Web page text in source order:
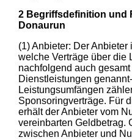
2 Begriffsdefinition und
Donaurun
(1) Anbieter: Der
welche Verträge über die
nachfolgend auch
Dienstleistungen
Leistungsumfängen
Sponsoringverträge. Für
erhält der Anbieter vom
vereinbarten Geldbetrag.
zwischen Anbieter und